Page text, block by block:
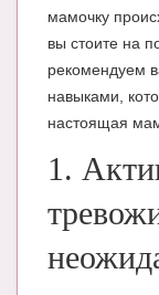
Мамина
СЕРВИСЫ И
мамочку
вы стоите на
рекомендуем
навыками,
настоящая
1.